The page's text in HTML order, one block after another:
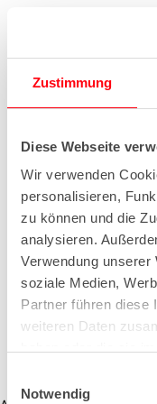
Zustimmung
Diese Webseite
Wir verwenden
personalisieren,
zu können und die
analysieren.
Verwendung
soziale Medien,
Partner führen diese
weiteren Daten
Notwendig